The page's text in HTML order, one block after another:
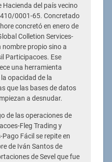
del país vecino
0001-65. Concretado
concretó en enero de
Colletion Services-
nombre propio sino a
Participacoes. Ese
una herramienta
opacidad de la
que las bases de datos
a desnudar.
de las operaciones de
Fleg Trading y
Fácil se repite en
de Iván Santos de
de Sevel que fue